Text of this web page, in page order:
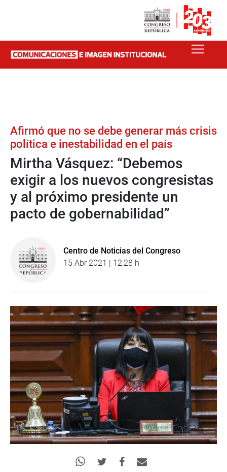
Afirmó que no se debe generar más crisis
política e inestabilidad en el país
Mirtha Vásquez: “Debemos
exigir a los nuevos congresistas
y al próximo presidente un
pacto de gobernabilidad”
Centro de Noticias del Congreso
15 Abr 2021 | 12:28 h